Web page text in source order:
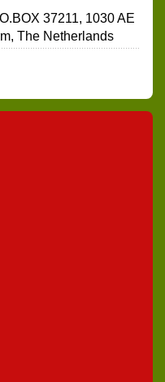
37211, 1030 AE
The Netherlands